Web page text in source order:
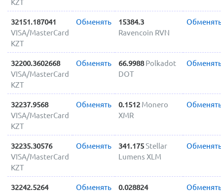
KZT
32151.187041
VISA/MasterCard
KZT
Обменять
15384.3
Ravencoin RVN
32200.3602668
VISA/MasterCard
KZT
Обменять 66.9988 Polkadot
DOT
32237.9568
VISA/MasterCard
KZT
Обменять 0.1512 Monero
XMR
32235.30576
VISA/MasterCard
KZT
Обменять 341.175Stellar
Lumens XLM
32242.5264
Обменять
0.028824